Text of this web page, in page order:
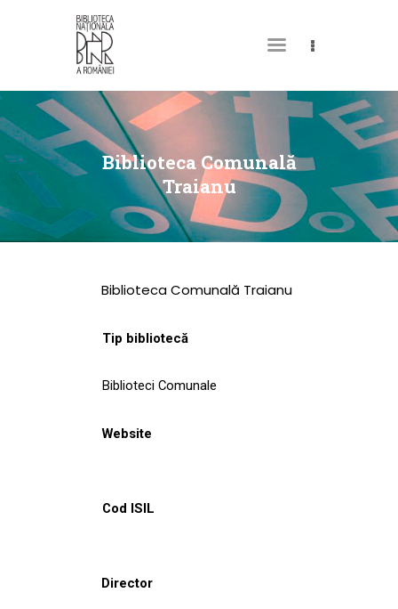
Biblioteca Comunală
Traianu
DESPRE NOI
PERMISUL MEU DE
BIBLIOTECĂ
CATALOAGE ȘI
COLECȚII
CULTURALE
NOUTĂȚI
Biblioteca Comunală Traianu
Tip bibliotecă
Biblioteci Comunale
Website
Cod ISIL
Director